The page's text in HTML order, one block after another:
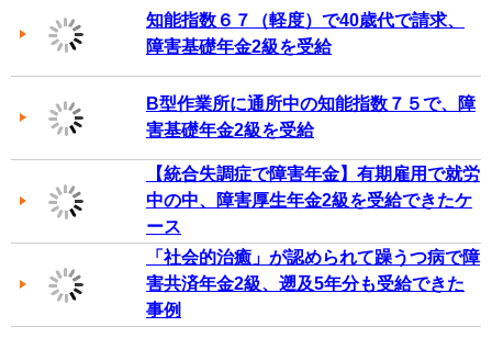
知能指数６７（軽度）で40歳代で請求、
障害基礎年金2級を受給
B型作業所に通所中の知能指数７５で、障
害基礎年金2級を受給
【統合失調症で障害年金】有期雇用で就労
中の中、障害厚生年金2級を受給できたケ
ース
「社会的治癒」が認められて躁うつ病で障
害共済年金2級、遡及5年分も受給できた
事例